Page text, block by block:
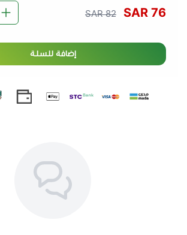
بما في ذلك:
المندي
الكبسة
76 SAR
82 SAR
إضافة للسلة